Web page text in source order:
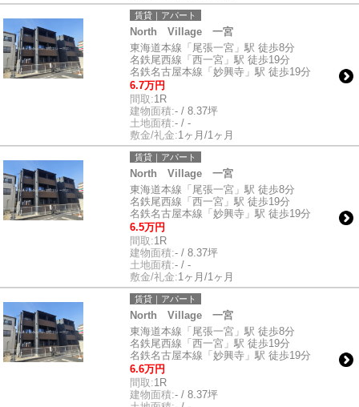
賃貸｜アパート
North Village 一宮
東海道本線「尾張一宮」駅 徒歩8分
名鉄尾西線「西一宮」駅 徒歩19分
名鉄名古屋本線「妙興寺」駅 徒歩19分
6.7万円
間取:1R
建物面積:- / 8.37坪
土地面積:- / -
敷金/礼金:1ヶ月/1ヶ月
賃貸｜アパート
North Village 一宮
東海道本線「尾張一宮」駅 徒歩8分
名鉄尾西線「西一宮」駅 徒歩19分
名鉄名古屋本線「妙興寺」駅 徒歩19分
6.5万円
間取:1R
建物面積:- / 8.37坪
土地面積:- / -
敷金/礼金:1ヶ月/1ヶ月
賃貸｜アパート
North Village 一宮
東海道本線「尾張一宮」駅 徒歩8分
名鉄尾西線「西一宮」駅 徒歩19分
名鉄名古屋本線「妙興寺」駅 徒歩19分
6.6万円
間取:1R
建物面積:- / 8.37坪